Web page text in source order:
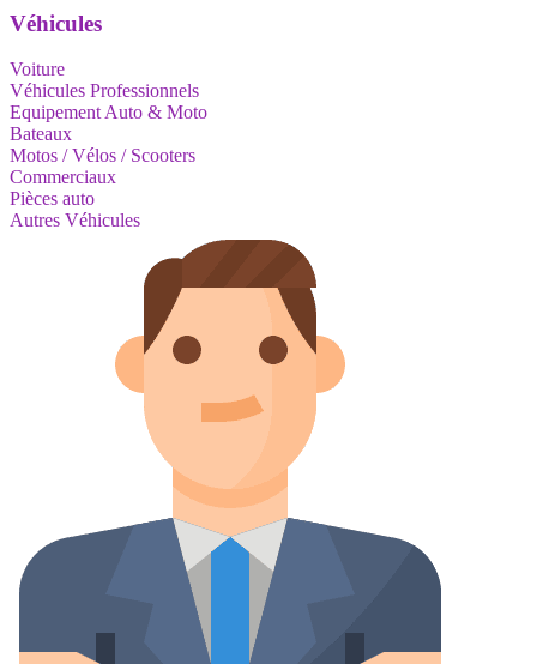
Véhicules
Voiture
Véhicules Professionnels
Equipement Auto & Moto
Bateaux
Motos / Vélos / Scooters
Commerciaux
Pièces auto
Autres Véhicules